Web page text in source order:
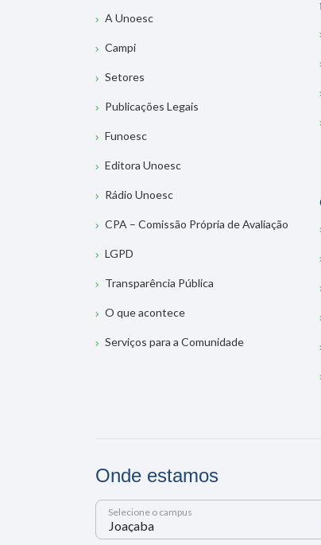
A Unoesc
Campi
Setores
Publicações Legais
Funoesc
Editora Unoesc
Rádio Unoesc
CPA – Comissão Própria de Avaliação
LGPD
Transparência Pública
O que acontece
Serviços para a Comunidade
Onde estamos
Selecione o campus